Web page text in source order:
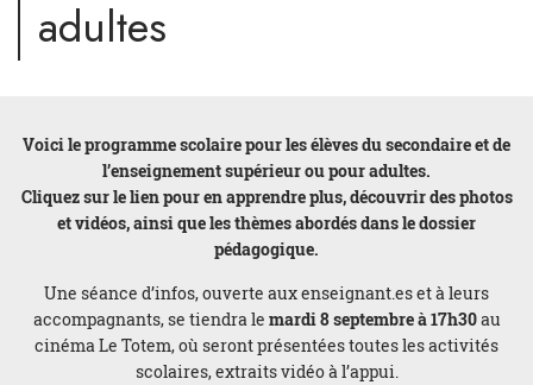
adultes
Voici le programme scolaire pour les élèves du secondaire et de
l’enseignement supérieur ou pour adultes.
Cliquez sur le lien pour en apprendre plus, découvrir des photos
et vidéos, ainsi que les thèmes abordés dans le dossier
pédagogique.
Une séance d’infos, ouverte aux enseignant.es et à leurs
accompagnants, se tiendra le mardi 8 septembre à 17h30au
cinéma Le Totem, où seront présentées toutes les activités
scolaires, extraits vidéo à l’appui.